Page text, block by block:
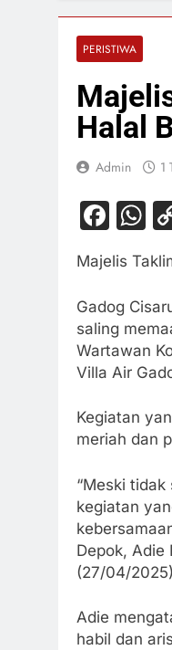
PERISTIWA
Halal
Admin 1
Majelis
Gadog
saling
Wartawan
Villa Air
Kegiatan
meriah dan
“Meski
kegiatan
Depok, Adie
(27/04/
Adie
habil dan